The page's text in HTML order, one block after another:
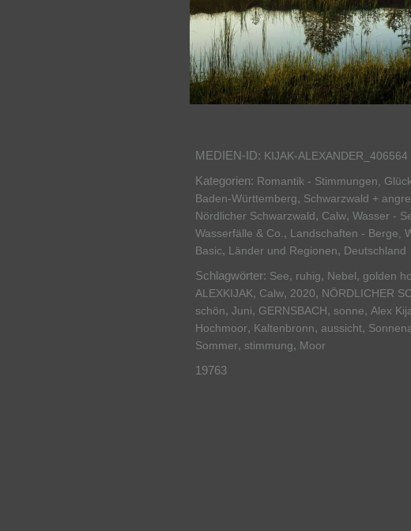
MEDIEN-ID: KIJAK-ALEXANDER_406564
Kategorien: Romantik - Stimmungen,
Baden-Württemberg, Schwarzwald +
Nördlicher Schwarzwald, Calw, Wasser -
Wasserfälle & Co., Landschaften - Berge,
Basic, Länder und Regionen, Deutschland
Schlagwörter: See, ruhig, Nebel, golden
ALEXKIJAK, Calw, 2020, NÖRDLICHER
schön, Juni, GERNSBACH, sonne, Alex
Hochmoor, Kaltenbronn, aussicht,
Sommer, stimmung, Moor
19763